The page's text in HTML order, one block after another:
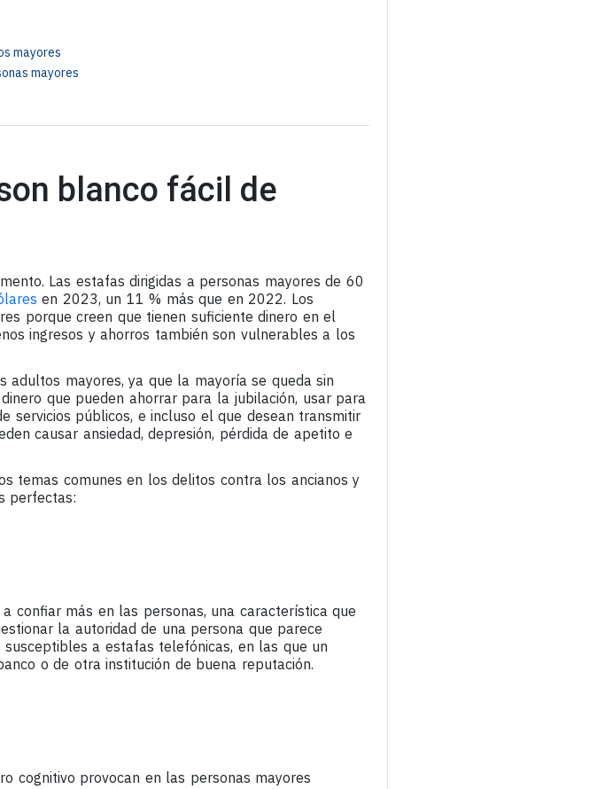
mayores
mayores
blanco fácil de
Las estafas dirigidas a personas mayores de 60
en 2023, un 11 % más que en 2022. Los
porque creen que tienen suficiente dinero en el
ingresos y ahorros también son vulnerables a los
mayores, ya que la mayoría se queda sin
que pueden ahorrar para la jubilación, usar para
servicios públicos, e incluso el que desean transmitir
causar ansiedad, depresión, pérdida de apetito e
temas comunes en los delitos contra los ancianos y
perfectas:
confiar más en las personas, una característica que
la autoridad de una persona que parece
a estafas telefónicas, en las que un
o de otra institución de buena reputación.
cognitivo provocan en las personas mayores